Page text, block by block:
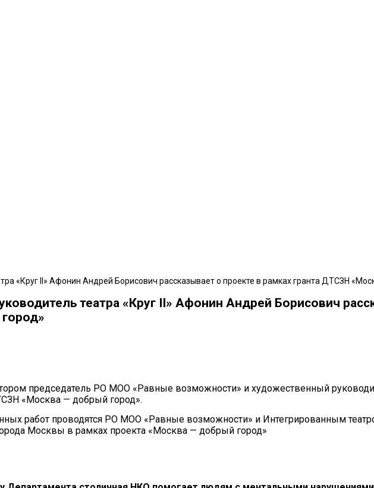
«Круг II» Афонин Андрей Борисович рассказывает о проекте в рамках гранта ДТСЗН
театра «Круг II» Афонин Андрей Борисович
председатель РО МОО «Равные возможности» и художественный
«Москва — добрый город».
работ проводятся РО МОО «Равные возможности» и Интегрированным
Москвы в рамках проекта «Москва — добрый город»